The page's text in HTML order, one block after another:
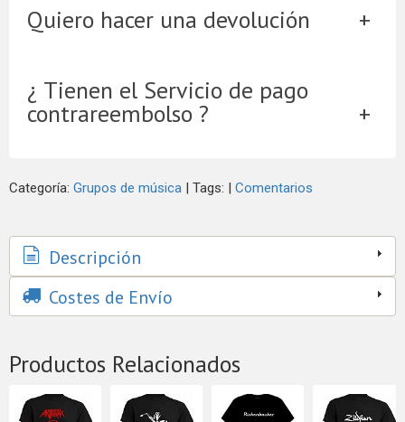
Quiero hacer una devolución
¿ Tienen el Servicio de pago
contrareembolso ?
Categoría: Grupos de música Tags: Comentarios
Descripción
Costes de Envío
Productos Relacionados